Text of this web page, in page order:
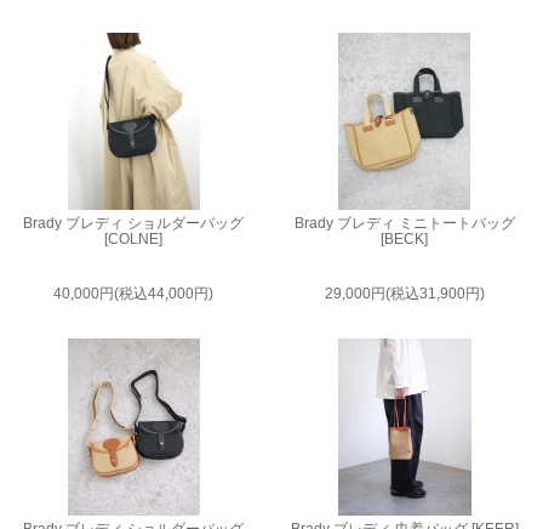
Brady ブレディ ショルダーバッグ
[COLNE]
40,000円(税込44,000円)
Brady ブレディ ミニトートバッグ
[BECK]
29,000円(税込31,900円)